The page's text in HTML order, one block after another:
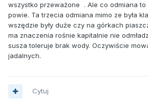
wszystko przeważone . Ale co odmiana to
powie. Ta trzecia odmiana mimo ze była
wszędzie były duże czy na górkach
ma znaczenia rośnie kapitalnie nie
susza toleruje brak wody. Oczywiście
jadalnych.
Cytuj